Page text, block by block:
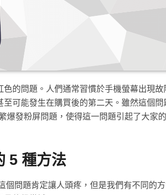
的問題。人們通常習慣於手機螢幕出現故
可能發生在購買後的第二天。雖然這個問
爆發粉屏問題，使得這一問題引起了大家
5 種方法
個問題肯定讓人頭疼，但是我們有不同的